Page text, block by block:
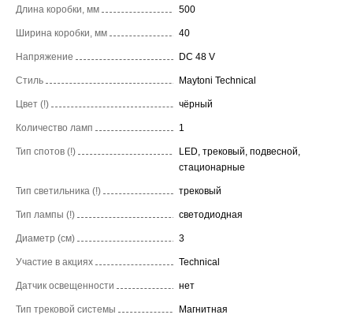
Длина коробки, мм 500
Ширина коробки, мм 40
Напряжение DC 48 V
Стиль Maytoni Technical
Цвет (!) чёрный
Количество ламп 1
Тип спотов (!)
LED, трековый, подвесной,
стационарные
Тип светильника (!) трековый
Тип лампы (!) светодиодная
Диаметр (см) 3
Участие в акциях Technical
Датчик освещенности нет
Тип трековой системы Магнитная